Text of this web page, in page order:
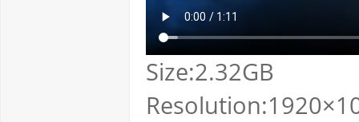
Size:2.32GB